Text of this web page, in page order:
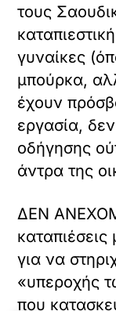
τους
γυναίκες
μπούρκα,
έχουν
εργασία,
οδήγησης
άντρα της
ΔΕΝ
για να
«υπεροχής
που